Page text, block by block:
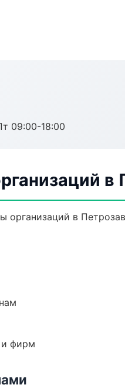
09:00-18:00
в
организаций в
и фирм